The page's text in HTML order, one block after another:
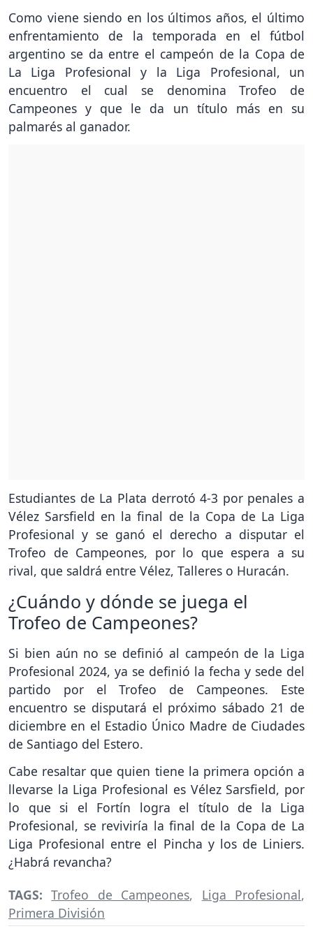
Como viene siendo en los últimos años, el último
enfrentamiento de la temporada en el fútbol
argentino se da entre el campeón de la Copa de
La Liga Profesional y la Liga Profesional, un
encuentro el cual se denomina Trofeo de
Campeones y que le da un título más en su
palmarés al ganador.
Estudiantes de La Plata derrotó 4-3 por penales a
Vélez Sarsfield en la final de la Copa de La Liga
Profesional y se ganó el derecho a disputar el
Trofeo de Campeones, por lo que espera a su
rival, que saldrá entre Vélez, Talleres o Huracán.
¿Cuándo y dónde se juega el
Trofeo de Campeones?
Si bien aún no se definió al campeón de la Liga
Profesional 2024, ya se definió la fecha y sede del
partido por el Trofeo de Campeones. Este
encuentro se disputará el próximo sábado 21 de
diciembre en el Estadio Único Madre de Ciudades
de Santiago del Estero.
Cabe resaltar que quien tiene la primera opción a
llevarse la Liga Profesional es Vélez Sarsfield, por
lo que si el Fortín logra el título de la Liga
Profesional, se reviviría la final de la Copa de La
Liga Profesional entre el Pincha y los de Liniers.
¿Habrá revancha?
TAGS:Trofeo de Campeones, Liga Profesional,
Primera División